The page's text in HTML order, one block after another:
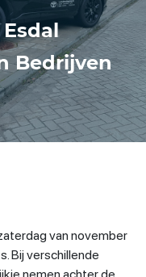
Bedrijven
van november
Bij verschillende